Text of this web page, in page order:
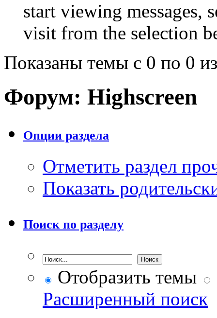
start viewing messages,
visit from the selection
Показаны темы с 0 по 0
Форум: Highscreen
Опции раздела
Отметить раздел
Показать
Поиск по разделу
Отобразить темы
Расширенный поиск